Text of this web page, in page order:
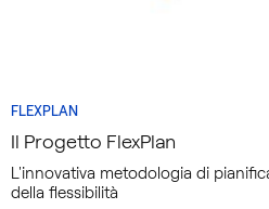
FLEXPLAN
Il Progetto FlexPlan
L'innovativa metodologia di
della flessibilità